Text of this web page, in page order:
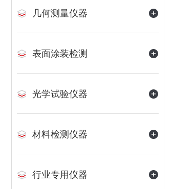
几何测量仪器
表面涂装检测
光学试验仪器
材料检测仪器
行业专用仪器